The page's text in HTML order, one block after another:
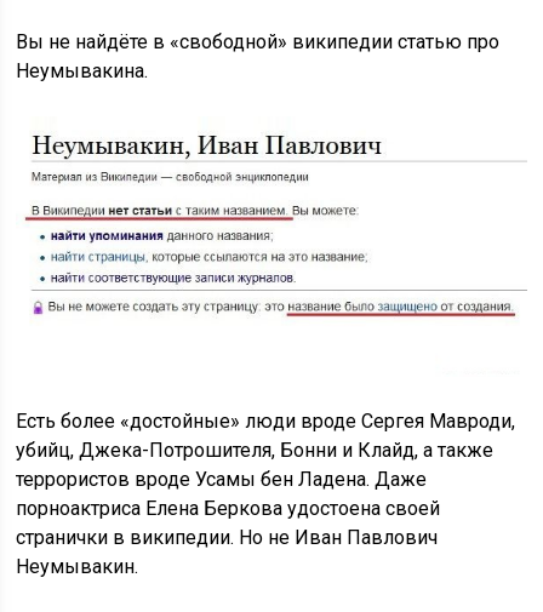
Вы не найдёте в «свободной» википедии статью про
Неумывакина.
Есть более «достойные» люди вроде Сергея Мавроди,
убийц, Джека-Потрошителя, Бонни и Клайд, а также
террористов вроде Усамы бен Ладена. Даже
порноактриса Елена Беркова удостоена своей
странички в википедии. Но не Иван Павлович
Неумывакин.